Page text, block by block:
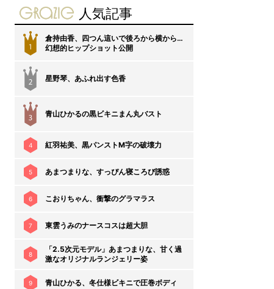
gravure-grazie
人気記事
1
倉持由香、四つん這いで後ろから横から…
幻想的ヒップショット公開
星野琴、あふれ出す色香
青山ひかるの黒ビキニまん丸バスト
4 紅羽祐美、黒パンストM字の破壊力
5 あまつまりな、すっぴん寝ころび誘惑
6 こおりちゃん、衝撃のグラマラス
7 東雲うみのナースコスは超大胆
8
「2.5次元モデル」あまつまりな、甘く過
激なオリジナルランジェリー姿
9 青山ひかる、冬仕様ビキニで圧巻ボディ